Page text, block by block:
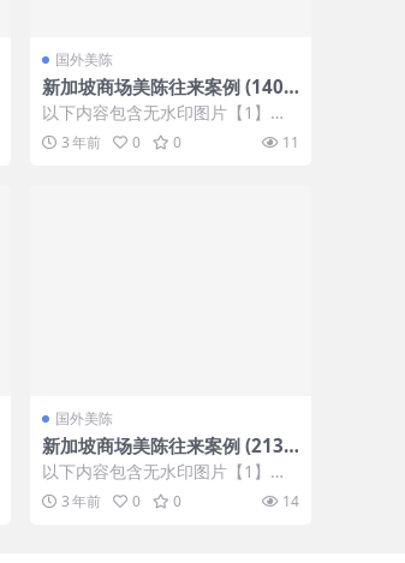
国外美陈
新加坡商场美陈往来案例 (140
4)菏泽市美陈
以下内容包含无水印图片【1】张
，开通会员无障碍浏览 开通VIP会
员 3 年前 0 0 11
国外美陈
新加坡商场美陈往来案例 (213
1)徐州市一企划
以下内容包含无水印图片【1】张
，开通会员无障碍浏览 开通VIP会
员 3 年前 0 0 14